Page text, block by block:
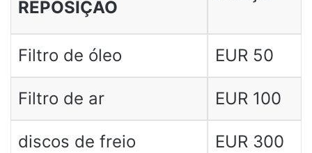
REPOSIÇÃO
Filtro de óleo EUR 50
Filtro de ar EUR 100
discos de freio EUR 300